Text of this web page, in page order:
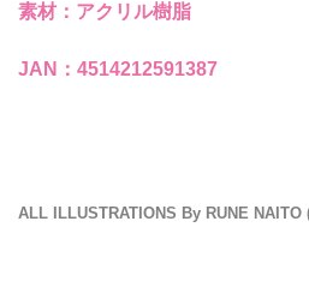
素材：アクリル樹脂
JAN：4514212591387
ALL ILLUSTRATIONS By RUNE NAITO